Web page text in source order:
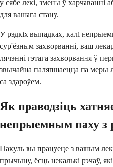
у сябе лекі, змены ў харчаванні
для вашага стану.
У рэдкіх выпадках, калі
сур'ёзным захворванні, ваш
лячэнні гэтага захворвання ў
звычайна паляпшаецца па меры
са здароўем.
Як праводзіць
непрыемным паху з
Пакуль вы працуеце з вашым
прычыну, ёсць некалькі рэчаў,